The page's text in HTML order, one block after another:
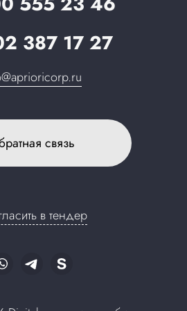
387 17 27
связь
в тендер